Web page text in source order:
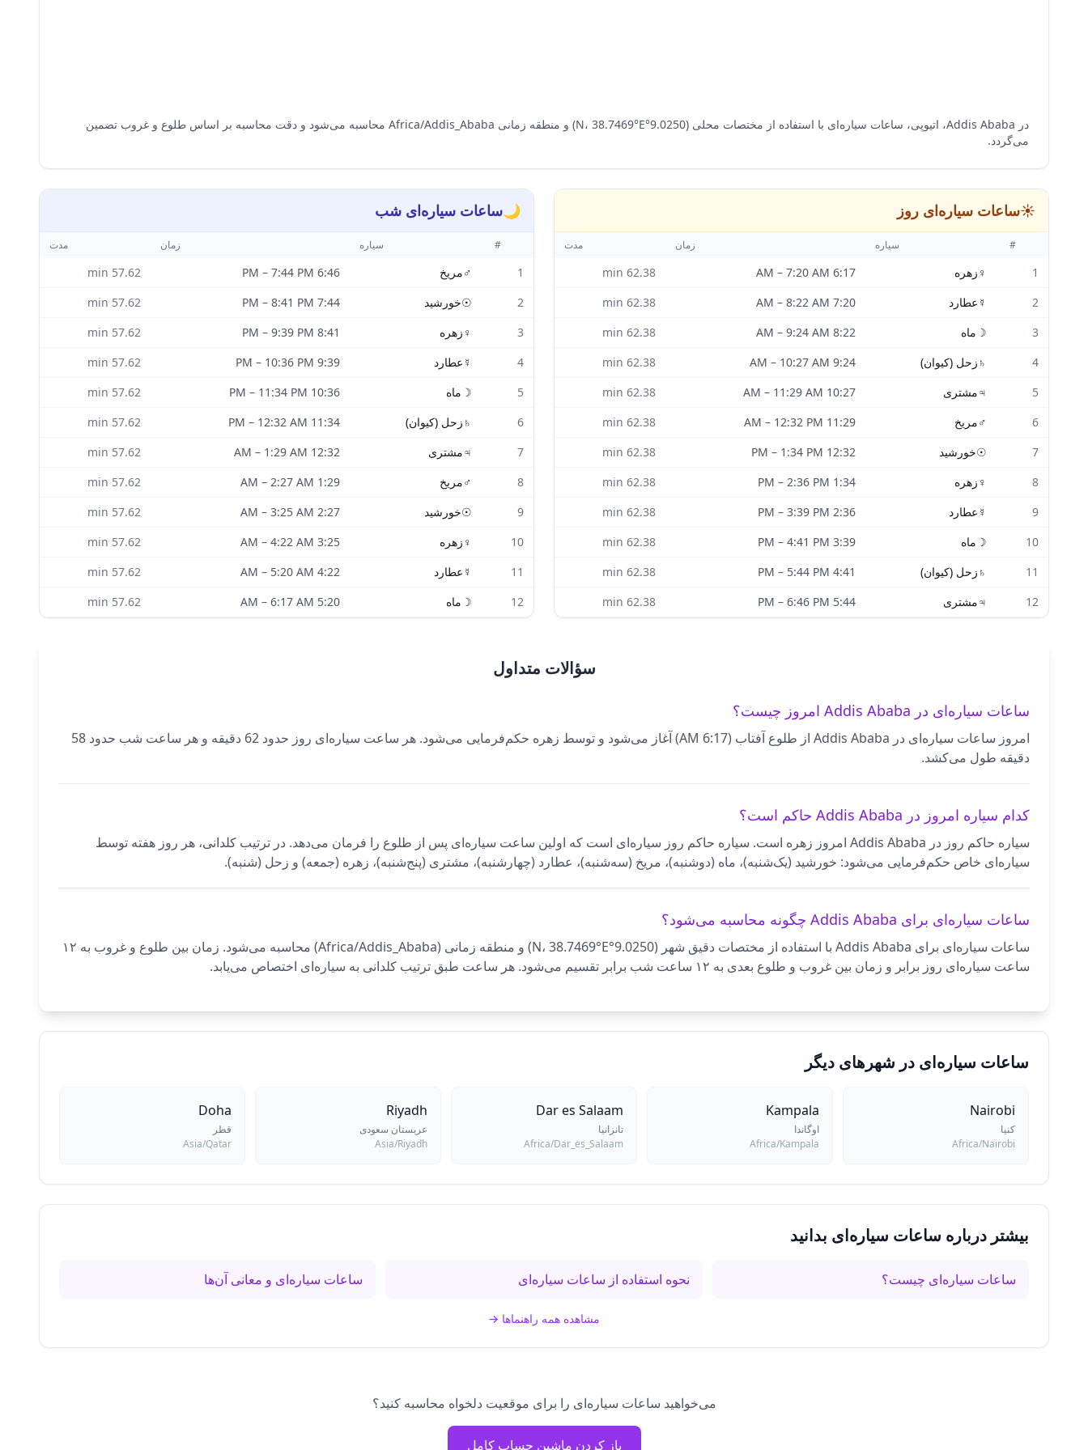
در Addis Ababa، اتیوپی، ساعات سیاره‌ای با استفاده از مختصات محلی (9.0250°N، 38.7469°E) و منطقه زمانی Africa/Addis_Ababa محاسبه می‌شود و دقت محاسبه بر اساس طلوع و غروب تضمین
می‌گردد.
☀️ساعات سیاره‌ای روز
# سیاره زمان مدت
1
♀ زهره 6:17 AM
– 7:20 AM
62.38
2
☿ عطارد 7:20 AM
– 8:22 AM
62.38
3
☽ ماه 8:22 AM
– 9:24 AM
62.38
4
♄ زحل (کیوان) 9:24 AM
– 10:27 AM
62.38
5
♃مشتری 10:27 AM
– 11:29 AM
62.38
6
♂مریخ 11:29 AM
– 12:32 PM
62.38
7
☉خورشید 12:32 PM
– 1:34 PM
62.38
8
♀ زهره 1:34 PM
– 2:36 PM
62.38
9
☿ عطارد 2:36 PM
– 3:39 PM
62.38
10
☽ ماه 3:39 PM
– 4:41 PM
62.38
11
♄ زحل (کیوان) 4:41 PM
– 5:44 PM
62.38
12
♃مشتری 5:44 PM
– 6:46 PM
62.38
🌙ساعات سیاره‌ای شب
# سیاره زمان مدت
1
♂مریخ 6:46 PM
– 7:44 PM
57.62
2
☉خورشید 7:44 PM
– 8:41 PM
57.62
3
♀ زهره 8:41 PM
– 9:39 PM
57.62
4
☿ عطارد 9:39 PM
– 10:36 PM
57.62
5
☽ ماه 10:36 PM
– 11:34 PM
57.62
6
♄ زحل (کیوان) 11:34 PM
– 12:32 AM
57.62
7
♃مشتری 12:32 AM
– 1:29 AM
57.62
8
♂مریخ 1:29 AM
– 2:27 AM
57.62
9
☉خورشید 2:27 AM
– 3:25 AM
57.62
10
♀ زهره 3:25 AM
– 4:22 AM
57.62
11
☿ عطارد 4:22 AM
– 5:20 AM
57.62
12
☽ ماه 5:20 AM
– 6:17 AM
57.62
سؤالات متداول
ساعات سیاره‌ای در Addis Ababa امروز چیست؟
امروز ساعات سیاره‌ای در Addis Ababa از طلوع آفتاب (6:17 AM) آغاز می‌شود و توسط زهره حکم‌فرمایی می‌شود. هر ساعت سیاره‌ای روز حدود 62 دقیقه و هر ساعت شب حدود 58
دقیقه طول می‌کشد.
کدام سیاره امروز در Addis Ababa حاکم است؟
سیاره حاکم روز در Addis Ababa امروز زهره است. سیاره حاکم روز سیاره‌ای است که اولین ساعت سیاره‌ای پس از طلوع را فرمان می‌دهد. در ترتیب کلدانی، هر روز هفته توسط
سیاره‌ای خاص حکم‌فرمایی می‌شود: خورشید (یک‌شنبه)، ماه (دوشنبه)، مریخ (سه‌شنبه)، عطارد (چهارشنبه)، مشتری (پنج‌شنبه)، زهره (جمعه) و زحل (شنبه).
ساعات سیاره‌ای برای Addis Ababa چگونه محاسبه می‌شود؟
ساعات سیاره‌ای برای Addis Ababa با استفاده از مختصات دقیق شهر (9.0250°N، 38.7469°E) و منطقه زمانی (Africa/Addis_Ababa) محاسبه می‌شود. زمان بین طلوع و غروب به ۱۲
ساعت سیاره‌ای روز برابر و زمان بین غروب و طلوع بعدی به ۱۲ ساعت شب برابر تقسیم می‌شود. هر ساعت طبق ترتیب کلدانی به سیاره‌ای اختصاص می‌یابد.
ساعات سیاره‌ای در شهرهای دیگر
Nairobi
کنیا
Africa/Nairobi
Kampala
اوگاندا
Africa/Kampala
Dar es Salaam
تانزانیا
Africa/Dar_es_Salaam
Riyadh
عربستان سعودی
Asia/Riyadh
Doha
قطر
Asia/Qatar
بیشتر درباره ساعات سیاره‌ای بدانید
ساعات سیاره‌ای چیست؟ نحوه استفاده از ساعات سیاره‌ای ساعات سیاره‌ای و معانی آن‌ها
مشاهده همه راهنماها →
می‌خواهید ساعات سیاره‌ای را برای موقعیت دلخواه محاسبه کنید؟
باز کردن ماشین حساب کامل